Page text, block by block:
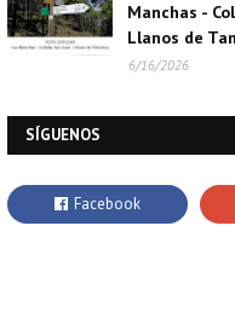
Manchas -
Llanos de
6/16/2026
SÍGUENOS